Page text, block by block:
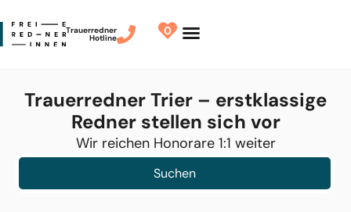
Trauerredner
Hotline
0
Trauerredner Trier – erstklassige
Redner stellen sich vor
Wir reichen Honorare 1:1 weiter
Suchen